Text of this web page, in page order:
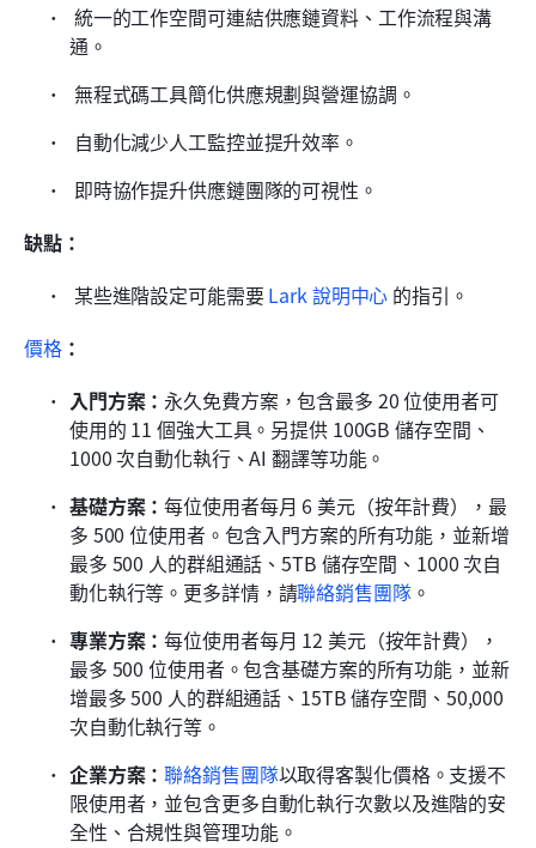
統一的工作空間可連結供應鏈資料、工作流程與溝
通。
無程式碼工具簡化供應規劃與營運協調。
自動化減少人工監控並提升效率。
即時協作提升供應鏈團隊的可視性。
缺點：
某些進階設定可能需要 Lark 說明中心 的指引。
價格：
入門方案： 永久免費方案，包含最多 20 位使用者可
使用的 11 個強大工具。另提供 100GB 儲存空間、
1000 次自動化執行、AI 翻譯等功能。
基礎方案：每位使用者每月 6 美元（按年計費），最
多 500 位使用者。包含入門方案的所有功能，並新增
最多 500 人的群組通話、5TB 儲存空間、1000 次自
動化執行等。更多詳情，請聯絡銷售團隊。
專業方案：每位使用者每月 12 美元（按年計費），
最多 500 位使用者。包含基礎方案的所有功能，並新
增最多 500 人的群組通話、15TB 儲存空間、50,000
次自動化執行等。
企業方案：聯絡銷售團隊以取得客製化價格。支援不
限使用者，並包含更多自動化執行次數以及進階的安
全性、合規性與管理功能。